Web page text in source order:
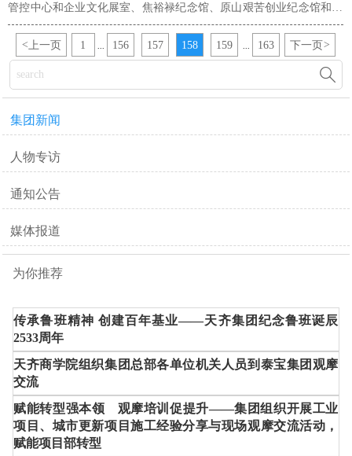
管控中心和企业文化展室、焦裕禄纪念馆、原山艰苦创业纪念馆和党
性体检馆，进行了实地观摩、体验，切身感受和体会“清慎勤”等王氏
家族优秀传统家风，艰苦奋斗、科学求实、迎难而上、无私奉献的焦
裕禄精神，以及原山林场艰苦创业精神、东岳科技创新发展经验，进
一步强化了党性教育。通过集体学习教育活动，与会人员超越发展、
率先发展信念更加坚定，决心团结带领全体员工，弘扬天齐价值观，
对标一流企业，加快企业发展
< 上一页 1 156 157 158 159 163 下一页>

集团新闻
人物专访
通知公告
媒体报道
为你推荐
传承鲁班精神 创建百年基业——天齐集团纪念鲁班诞辰
2533周年
天齐商学院组织集团总部各单位机关人员到泰宝集团观摩
交流
赋能转型强本领 观摩培训促提升——集团组织开展工业
项目、城市更新项目施工经验分享与现场观摩交流活动，
赋能项目部转型